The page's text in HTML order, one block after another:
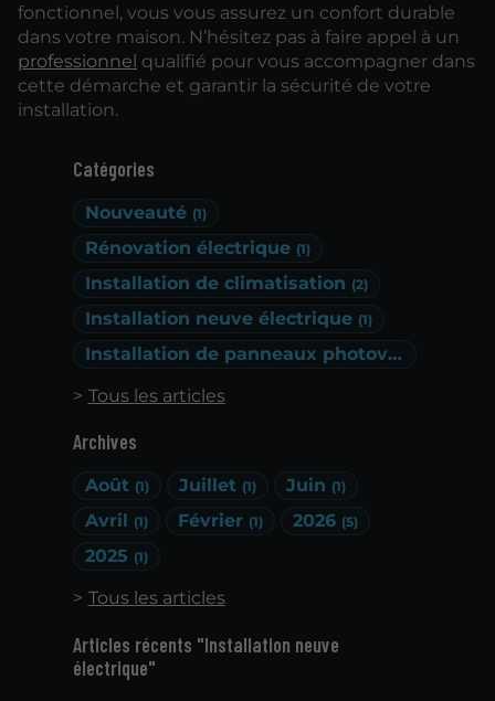
Catégories
Nouveauté (1)
Rénovation électrique (1)
Installation de climatisation (2)
Installation neuve électrique (1)
Installation de panneaux photovoltaïques
Tous les articles
Archives
Août (1) Juillet (1) Juin (1)
Avril (1) Février (1) 2026 (5)
2025 (1)
Tous les articles
Articles récents "Installation neuve
électrique"
fonctionnel, vous vous assurez un confort durable
dans votre maison. N’hésitez pas à faire appel à un
professionnel qualifié pour vous accompagner dans
cette démarche et garantir la sécurité de votre
installation.